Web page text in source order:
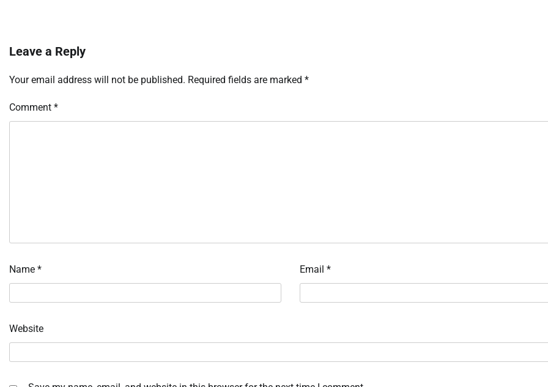
Leave a Reply
Your email address will not be published. Required fields are marked *
Comment *
Name * Email *
Website